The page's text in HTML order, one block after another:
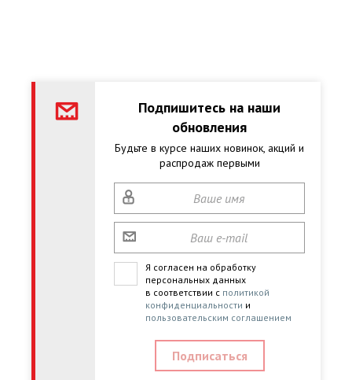
Подпишитесь на наши
обновления
Будьте в курсе наших новинок, акций и
распродаж первыми
Я согласен на обработку
персональных данных
в соответствии с политикой
конфиденциальности и
пользовательским соглашением